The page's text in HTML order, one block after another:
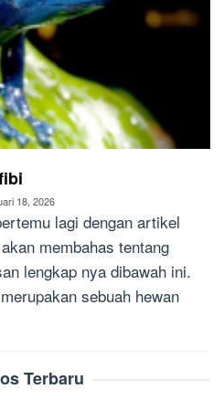
18, 2026
lagi dengan artikel
membahas tentang
lengkap nya dibawah ini.
sebuah hewan
Terbaru